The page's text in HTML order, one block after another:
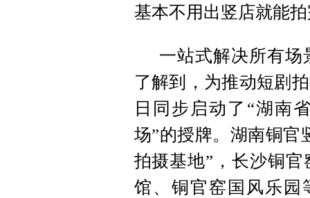
基本不用出竖店就能
一站式解决所有
了解到，为推动短剧
日同步启动了“湖南
场”的授牌。湖南铜官
拍摄基地”，长沙铜
馆、铜官窑国风乐园